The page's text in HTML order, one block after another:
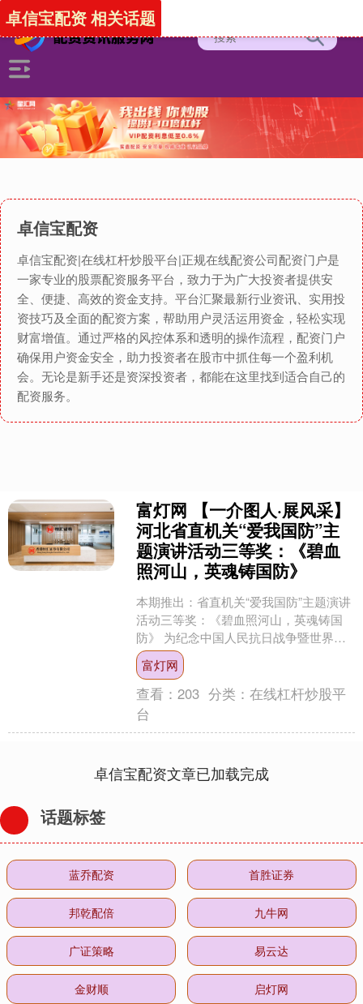
卓信宝配资
卓信宝配资|在线杠杆炒股平台|正规在线配资公司配资门户是
一家专业的股票配资服务平台，致力于为广大投资者提供安
全、便捷、高效的资金支持。平台汇聚最新行业资讯、实用投
资技巧及全面的配资方案，帮助用户灵活运用资金，轻松实现
财富增值。通过严格的风控体系和透明的操作流程，配资门户
确保用户资金安全，助力投资者在股市中抓住每一个盈利机
会。无论是新手还是资深投资者，都能在这里找到适合自己的
配资服务。
卓信宝配资 相关话题
富灯网 【一介图人·展风采】
河北省直机关“爱我国防”主
题演讲活动三等奖：《碧血
照河山，英魂铸国防》
本期推出：省直机关“爱我国防”主题演讲
活动三等奖：《碧血照河山，英魂铸国
防》 为纪念中国人民抗日战争暨世界反
法西斯战争胜利80周年，进一步弘扬伟
大抗战精神，讲好....
富灯网
查看：203 分类：在线杠杆炒股平
台
卓信宝配资文章已加载完成
话题标签
蓝乔配资 首胜证券
邦乾配倍 九牛网
广证策略 易云达
金财顺 启灯网